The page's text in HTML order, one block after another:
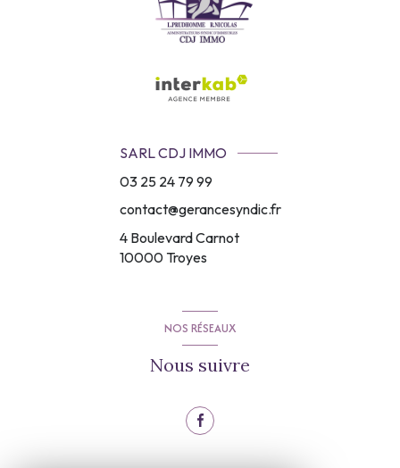
SARL CDJ IMMO
03 25 24 79 99
contact@gerancesyndic.fr
4 Boulevard Carnot
10000 Troyes
NOS RÉSEAUX
Nous suivre